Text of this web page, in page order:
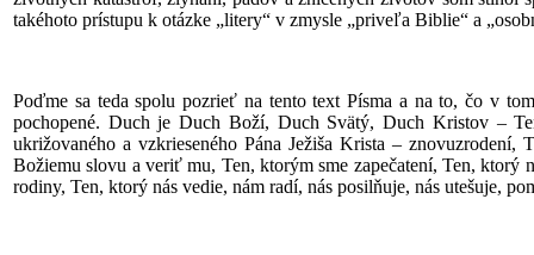
takéhoto prístupu k otázke „litery“ v zmysle „priveľa Biblie“ a
Poďme sa teda spolu pozrieť na tento text Písma a na to, čo v
pochopené. Duch je Duch Boží, Duch Svätý, Duch Kristov –
ukrižovaného a vzkrieseného Pána Ježiša Krista –
Božiemu slovu a veriť mu, Ten, ktorým sme zapečatení, Ten, ktorý
rodiny, Ten, ktorý nás vedie, nám radí, nás posilňuje, nás utešuje,